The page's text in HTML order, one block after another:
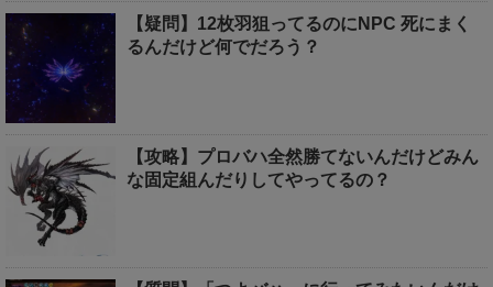
【疑問】12枚羽狙ってるのにNPC 死にまく
るんだけど何でだろう？
【攻略】プロバハ全然勝てないんだけどみん
な固定組んだりしてやってるの？